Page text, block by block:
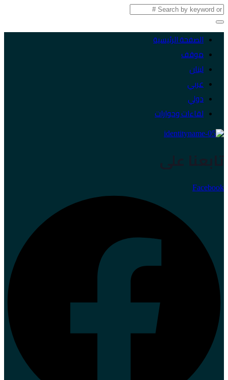
الصفحة الرئيسية
موقف
لبنان
عربي
دولي
لقاءات وحوارات
تابعنا على
Facebook